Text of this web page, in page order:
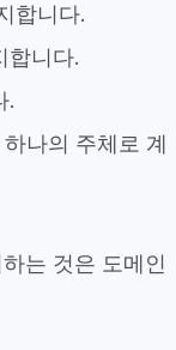
합니다.
합니다.
.
나의 주체로 계
는 것은 도메인